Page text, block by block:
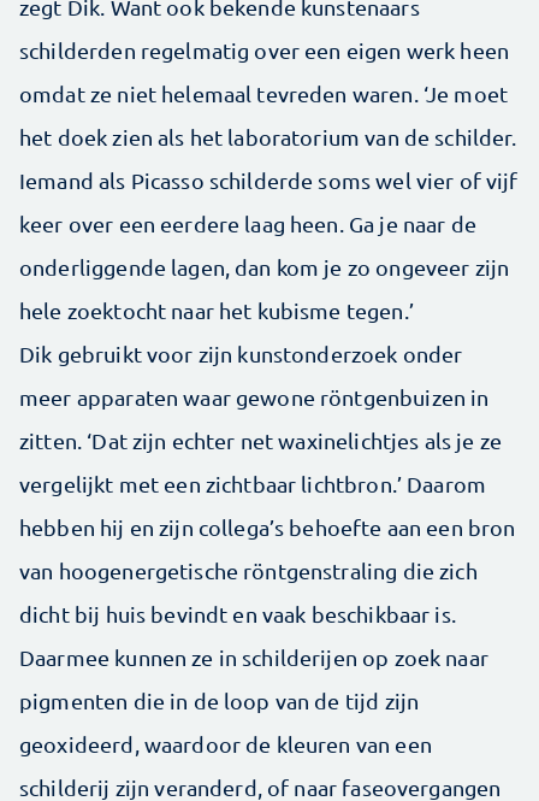
zegt Dik. Want ook bekende kunstenaars
schilderden regelmatig over een eigen werk heen
omdat ze niet helemaal tevreden waren. ‘Je moet
het doek zien als het laboratorium van de schilder.
Iemand als Picasso schilderde soms wel vier of vijf
keer over een eerdere laag heen. Ga je naar de
onderliggende lagen, dan kom je zo ongeveer zijn
hele zoektocht naar het kubisme tegen.’
Dik gebruikt voor zijn kunstonderzoek onder
meer apparaten waar gewone röntgenbuizen in
zitten. ‘Dat zijn echter net waxinelichtjes als je ze
vergelijkt met een zichtbaar lichtbron.’ Daarom
hebben hij en zijn collega’s behoefte aan een bron
van hoogenergetische röntgenstraling die zich
dicht bij huis bevindt en vaak beschikbaar is.
Daarmee kunnen ze in schilderijen op zoek naar
pigmenten die in de loop van de tijd zijn
geoxideerd, waardoor de kleuren van een
schilderij zijn veranderd, of naar faseovergangen